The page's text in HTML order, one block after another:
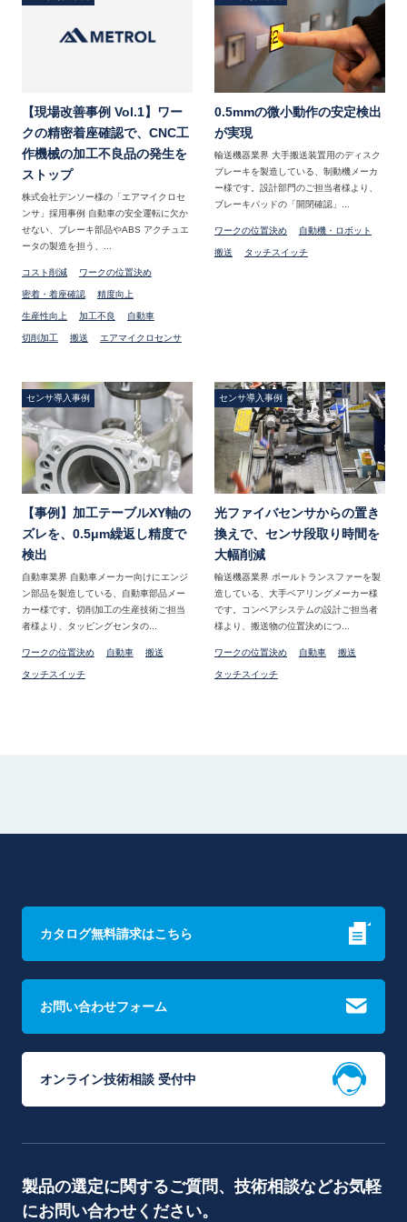
【現場改善事例 Vol.1】ワー
クの精密着座確認で、CNC工
作機械の加工不良品の発生を
ストップ
株式会社デンソー様の「エアマイクロセ
ンサ」採用事例 自動車の安全運転に欠か
せない、ブレーキ部品やABS アクチュエ
ータの製造を担う、...
コスト削減 ワークの位置決め
密着・着座確認 精度向上
生産性向上 加工不良 自動車
切削加工 搬送 エアマイクロセンサ
0.5mmの微小動作の安定検出
が実現
輸送機器業界 大手搬送装置用のディスク
ブレーキを製造している、制動機メーカ
ー様です。設計部門のご担当者様より、
ブレーキパッドの「開閉確認」...
ワークの位置決め 自動機・ロボット
搬送 タッチスイッチ
センサ導入事例
【事例】加工テーブルXY軸の
ズレを、0.5μm繰返し精度で
検出
自動車業界 自動車メーカー向けにエンジ
ン部品を製造している、自動車部品メー
カー様です。切削加工の生産技術ご担当
者様より、タッピングセンタの...
ワークの位置決め 自動車 搬送
タッチスイッチ
センサ導入事例
光ファイバセンサからの置き
換えで、センサ段取り時間を
大幅削減
輸送機器業界 ボールトランスファーを製
造している、大手ベアリングメーカー様
です。コンベアシステムの設計ご担当者
様より、搬送物の位置決めにつ...
ワークの位置決め 自動車 搬送
タッチスイッチ
カタログ無料請求はこちら
お問い合わせフォーム
オンライン技術相談 受付中
製品の選定に関するご質問、技術相談などお気軽
にお問い合わせください。